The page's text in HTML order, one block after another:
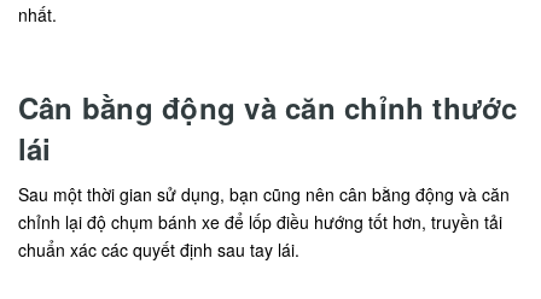
nhất.
Cân bằng động và căn chỉnh thước
lái
Sau một thời gian sử dụng, bạn cũng nên cân bằng động và căn
chỉnh lại độ chụm bánh xe để lốp điều hướng tốt hơn, truyền tải
chuẩn xác các quyết định sau tay lái.